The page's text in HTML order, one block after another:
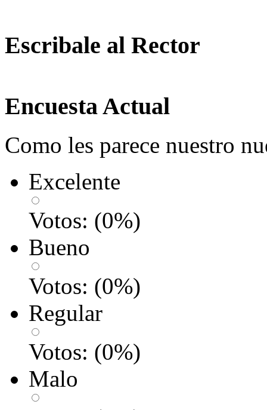
Escribale al Rector
Encuesta Actual
Como les parece nuestro
Excelente
Votos: (0%)
Bueno
Votos: (0%)
Regular
Votos: (0%)
Malo